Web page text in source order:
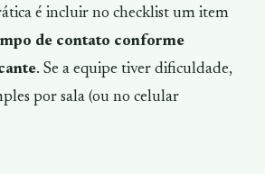
é incluir no checklist um item
de contato conforme
. Se a equipe tiver dificuldade,
por sala (ou no celular